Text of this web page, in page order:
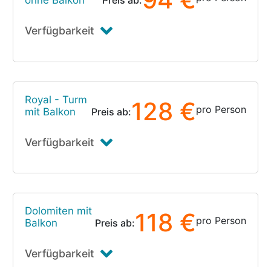
Verfügbarkeit
Royal - Turm
mit Balkon
Preis ab:128 €pro Person
Verfügbarkeit
Dolomiten mit
Balkon
Preis ab:118 €pro Person
Verfügbarkeit